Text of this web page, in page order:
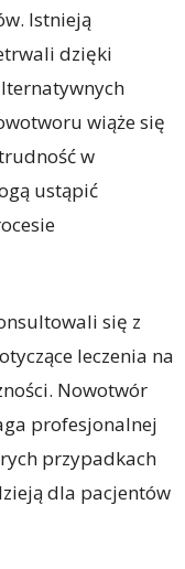
Istnieją
dzięki
wiąże się
w
ustąpić
się z
leczenia na
Nowotwór
profesjonalnej
przypadkach
dla pacjentów